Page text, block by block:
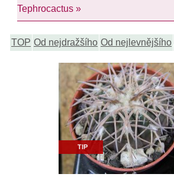
Tephrocactus »
TOP Od nejdražšího Od nejlevnějšího
TIP